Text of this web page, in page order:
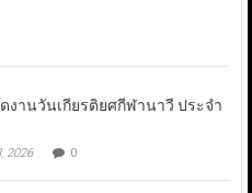
ดงานวันเกียรติยศกีฬานาวี ประจำ
2026 0